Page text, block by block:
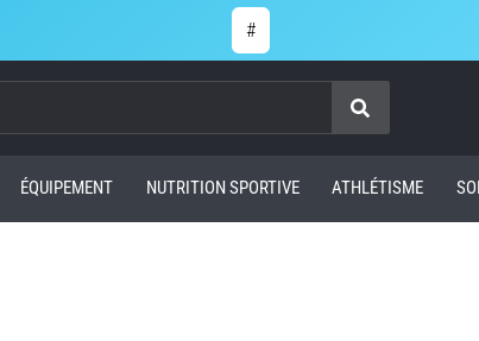
#
Chercher
ÉQUIPEMENT NUTRITION SPORTIVE ATHLÉTISME